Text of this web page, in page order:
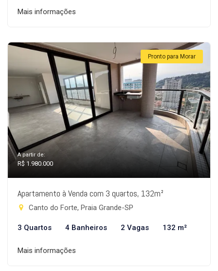
Mais informações
Pronto para Morar
A partir de:
R$ 1.980.000
Apartamento à Venda com 3 quartos, 132m²
Canto do Forte, Praia Grande-SP
3 Quartos 4 Banheiros 2 Vagas 132 m²
Mais informações